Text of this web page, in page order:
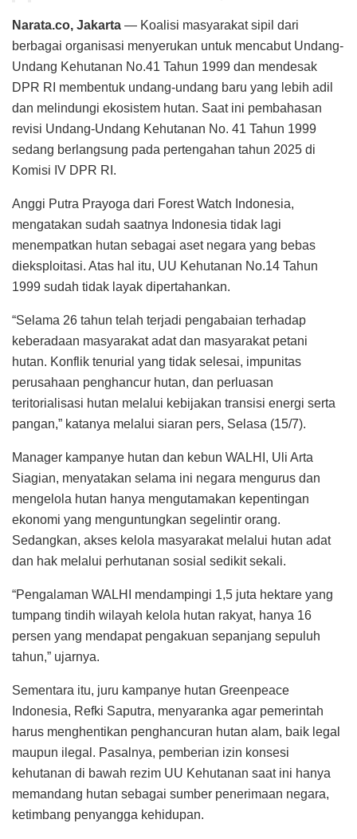
Narata.co, Jakarta — Koalisi masyarakat sipil dari
berbagai organisasi menyerukan untuk mencabut Undang-
Undang Kehutanan No.41 Tahun 1999 dan mendesak
DPR RI membentuk undang-undang baru yang lebih adil
dan melindungi ekosistem hutan. Saat ini pembahasan
revisi Undang-Undang Kehutanan No. 41 Tahun 1999
sedang berlangsung pada pertengahan tahun 2025 di
Komisi IV DPR RI.
Anggi Putra Prayoga dari Forest Watch Indonesia,
mengatakan sudah saatnya Indonesia tidak lagi
menempatkan hutan sebagai aset negara yang bebas
dieksploitasi. Atas hal itu, UU Kehutanan No.14 Tahun
1999 sudah tidak layak dipertahankan.
“Selama 26 tahun telah terjadi pengabaian terhadap
keberadaan masyarakat adat dan masyarakat petani
hutan. Konflik tenurial yang tidak selesai, impunitas
perusahaan penghancur hutan, dan perluasan
teritorialisasi hutan melalui kebijakan transisi energi serta
pangan,” katanya melalui siaran pers, Selasa (15/7).
Manager kampanye hutan dan kebun WALHI, Uli Arta
Siagian, menyatakan selama ini negara mengurus dan
mengelola hutan hanya mengutamakan kepentingan
ekonomi yang menguntungkan segelintir orang.
Sedangkan, akses kelola masyarakat melalui hutan adat
dan hak melalui perhutanan sosial sedikit sekali.
“Pengalaman WALHI mendampingi 1,5 juta hektare yang
tumpang tindih wilayah kelola hutan rakyat, hanya 16
persen yang mendapat pengakuan sepanjang sepuluh
tahun,” ujarnya.
Sementara itu, juru kampanye hutan Greenpeace
Indonesia, Refki Saputra, menyaranka agar pemerintah
harus menghentikan penghancuran hutan alam, baik legal
maupun ilegal. Pasalnya, pemberian izin konsesi
kehutanan di bawah rezim UU Kehutanan saat ini hanya
memandang hutan sebagai sumber penerimaan negara,
ketimbang penyangga kehidupan.